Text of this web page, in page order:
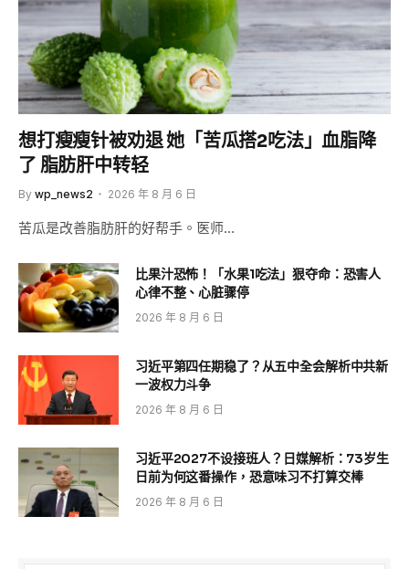
想打瘦瘦针被劝退 她「苦瓜搭2吃法」血脂降
了 脂肪肝中转轻
By wp_news2 2026 年 8 月 6 日
苦瓜是改善脂肪肝的好帮手。医师…
比果汁恐怖！「水果1吃法」狠夺命：恐害人
心律不整、心脏骤停
2026 年 8 月 6 日
习近平第四任期稳了？从五中全会解析中共新
一波权力斗争
2026 年 8 月 6 日
习近平2027不设接班人？日媒解析：73岁生
日前为何这番操作，恐意味习不打算交棒
2026 年 8 月 6 日